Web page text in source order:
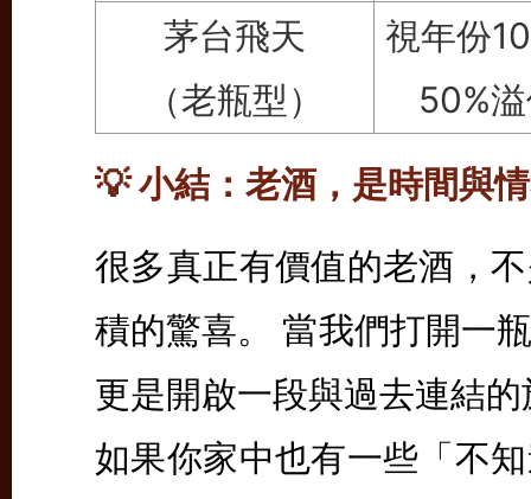
茅台飛天
（老瓶型）
視年份
50%
💡 小結：老酒，是時間與
很多真正有價值的老酒，
積的驚喜。 當我們打開一
更是開啟一段與過去連結
如果你家中也有一些「不